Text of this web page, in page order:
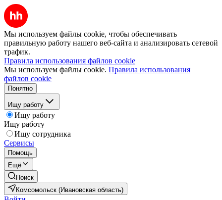
Мы используем файлы cookie, чтобы обеспечивать
правильную работу нашего веб-сайта и анализировать сетевой
трафик.
Правила использования файлов cookie
Мы используем файлы cookie. Правила использования
файлов cookie
Понятно
Ищу работу
Ищу работу
Ищу работу
Ищу сотрудника
Сервисы
Помощь
Ещё
Поиск
Комсомольск (Ивановская область)